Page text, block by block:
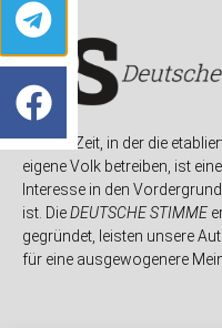
In einer Zeit, in der die
eigene Volk betreiben, ist
Interesse in den
ist. DieDEUTSCHE STIMME
gegründet, leisten unsere
für eine ausgewogenere